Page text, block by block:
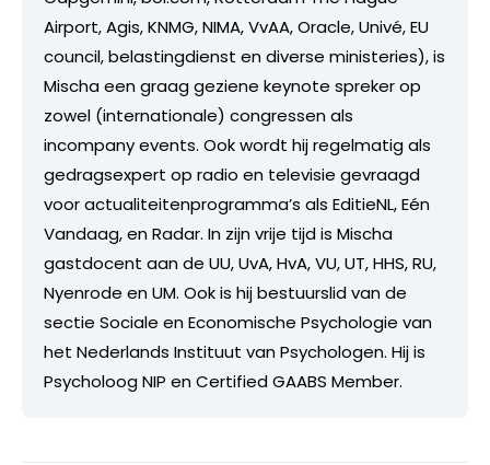
Airport, Agis, KNMG, NIMA, VvAA, Oracle, Univé, EU
council, belastingdienst en diverse ministeries), is
Mischa een graag geziene keynote spreker op
zowel (internationale) congressen als
incompany events. Ook wordt hij regelmatig als
gedragsexpert op radio en televisie gevraagd
voor actualiteitenprogramma’s als EditieNL, Eén
Vandaag, en Radar. In zijn vrije tijd is Mischa
gastdocent aan de UU, UvA, HvA, VU, UT, HHS, RU,
Nyenrode en UM. Ook is hij bestuurslid van de
sectie Sociale en Economische Psychologie van
het Nederlands Instituut van Psychologen. Hij is
Psycholoog NIP en Certified GAABS Member.